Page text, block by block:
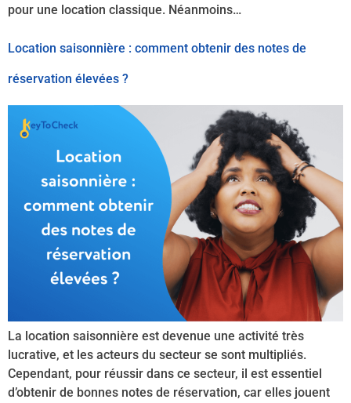
pour une location classique. Néanmoins…
Location saisonnière : comment obtenir des notes de
réservation élevées ?
La location saisonnière est devenue une activité très
lucrative, et les acteurs du secteur se sont multipliés.
Cependant, pour réussir dans ce secteur, il est essentiel
d’obtenir de bonnes notes de réservation, car elles jouent